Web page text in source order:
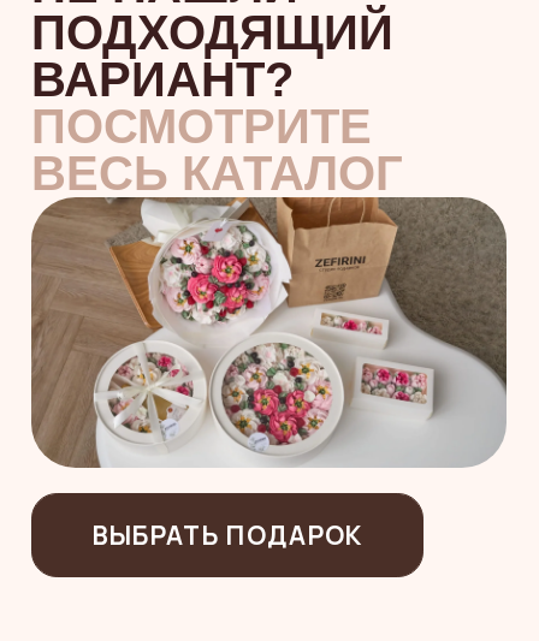
НУЖНА
ПОМОЩЬ
С ВЫБОРОМ
ЗЕФИРНОГО
ПОДАРКА?
«Поможем за пару минут
подобрать вкусный и красивый
подарок, который точно
удивит»
Екатерина
Менеджер службы заботы
Заполните форму
+7
Я согласен(а) на обработку
персональных данных
конфиденциальности